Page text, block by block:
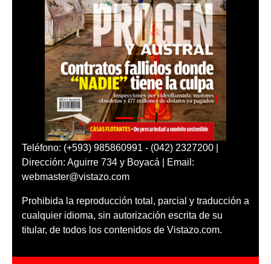
Teléfono: (+593) 985860991 - (042) 2327200 |
Dirección: Aguirre 734 y Boyacá | Email:
webmaster@vistazo.com
Prohibida la reproducción total, parcial y traducción a
cualquier idioma, sin autorización escrita de su
titular, de todos los contenidos de Vistazo.com.